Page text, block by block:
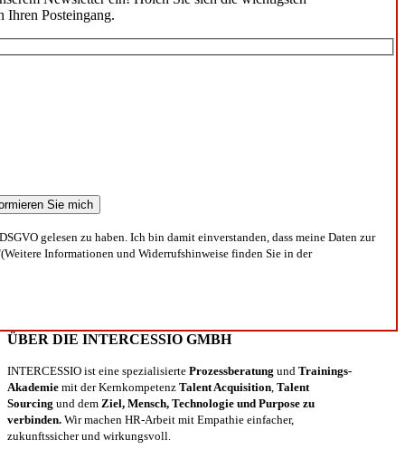
Ihren Posteingang.
gelesen zu haben. Ich bin damit einverstanden, dass meine Daten zur
Informationen und Widerrufshinweise finden Sie in der
ÜBER DIE INTERCESSIO GMBH
INTERCESSIO ist eine spezialisierte Prozessberatung und Trainings-
Akademie mit der Kernkompetenz Talent Acquisition Talent
Sourcing und dem Ziel, Mensch, Technologie und Purpose zu
verbinden. Wir machen HR-Arbeit mit Empathie einfacher,
zukunftssicher und wirkungsvoll.